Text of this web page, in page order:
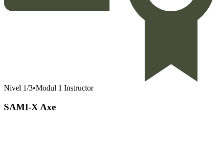
Nivel 1/3•Modul 1 Instructor
SAMI-X Axe